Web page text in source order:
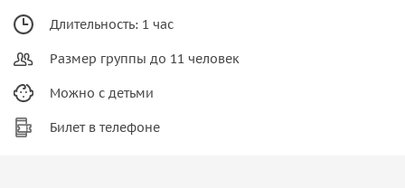
Длительность: 1 час
Размер группы до 11 человек
Можно с детьми
Билет в телефоне